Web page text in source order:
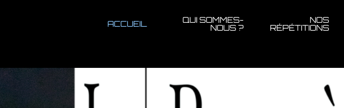
ACCUEIL
QUI SOMMES-
NOUS ?
NOS
RÉPÉTITIONS